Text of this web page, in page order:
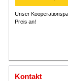
Unser
Preis an!
Kontakt